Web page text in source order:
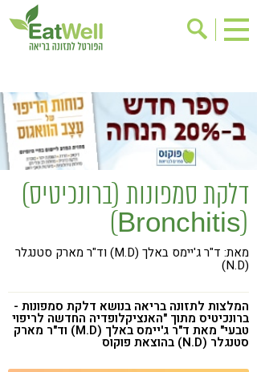
בישול בריא
אינדקס עסקים
ריפוי ומניעת מחלות
בריאות האישה
מתכוני בריאות
אירועים
שינוי תזונתי
גישות בתזונה
דיאטה
ניקוי רעלים
מזונות על
ילדים
תזונה וספורט
הפרעות קשב & ריכוז
אכילה רגשית
רגישות לגלוטן
טעים להכיר
דלקת סמפונות (ברונכיטיס)
(Bronchitis)
מאת: ד"ר ג'יימס באלך (M.D) וד"ר מארק סטנגלר
(N.D)
המלצות לתזונה בריאה בנושא דלקת סמפונות -
ברונכיטיס מתוך "האנציקלופדיה החדשה לריפוי
טבעי" מאת ד"ר ג'יימס באלך (M.D) וד"ר מארק
סטנגלר (N.D) בהוצאת פוקוס